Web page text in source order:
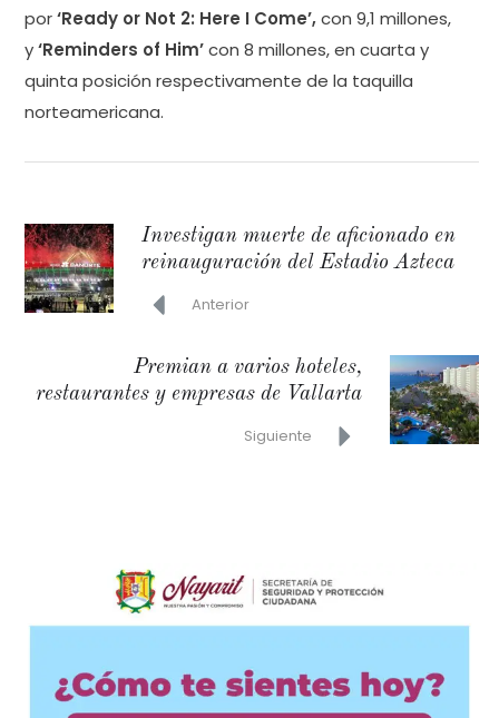
por‘Ready or Not 2: Here I Come’,con 9,1 millones,
y‘Reminders of Him’con 8 millones, en cuarta y
quinta posición respectivamente de la taquilla
norteamericana.
Investigan muerte de aficionado en
reinauguración del Estadio Azteca
Anterior
Premian a varios hoteles,
restaurantes y empresas de Vallarta
Siguiente